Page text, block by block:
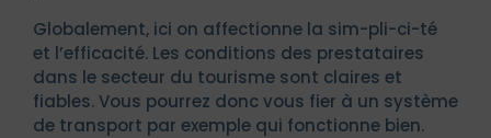
Globalement, ici on affectionne la sim-pli-ci-té
et l’efficacité. Les conditions des prestataires
dans le secteur du tourisme sont claires et
fiables. Vous pourrez donc vous fier à un système
de transport par exemple qui fonctionne bien.